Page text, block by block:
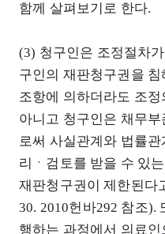
함께 살펴보기로 한다.
(3) 청구인은 조정절차
구인의 재판청구권을
조항에 의하더라도 조
아니고 청구인은 채무
로써 사실관계와 법률
리ㆍ검토를 받을 수 있
재판청구권이 제한된다
30. 2010헌바292 참조).
행하는 과정에서 의료인